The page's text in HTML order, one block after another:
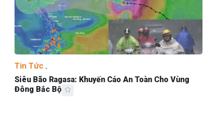
Tin Tức
Siêu Bão Ragasa: Khuyến Cáo An Toàn Cho Vùng
Đông Bắc Bộ